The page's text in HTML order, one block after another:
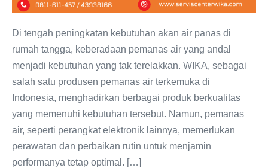
Bintaro
Di tengah peningkatan kebutuhan akan air panas di
rumah tangga, keberadaan pemanas air yang andal
menjadi kebutuhan yang tak terelakkan. WIKA, sebagai
salah satu produsen pemanas air terkemuka di
Indonesia, menghadirkan berbagai produk berkualitas
yang memenuhi kebutuhan tersebut. Namun, pemanas
air, seperti perangkat elektronik lainnya, memerlukan
perawatan dan perbaikan rutin untuk menjamin
performanya tetap optimal. […]